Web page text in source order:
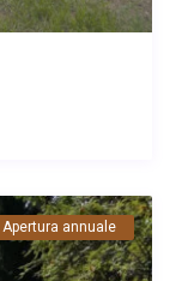
Apertura annuale